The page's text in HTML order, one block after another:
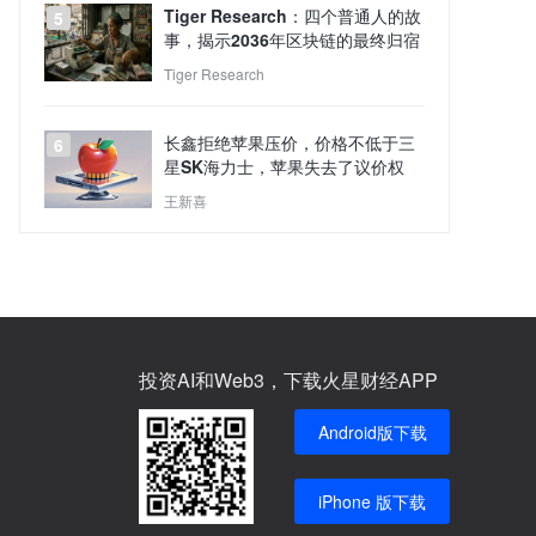
5
Tiger Research：四个普通人的故
事，揭示2036年区块链的最终归宿
Tiger Research
6
长鑫拒绝苹果压价，价格不低于三
星SK海力士，苹果失去了议价权
王新喜
投资AI和Web3，下载火星财经APP
Android版下载
iPhone 版下载